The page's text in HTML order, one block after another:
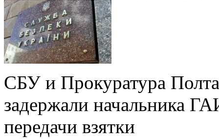
СБУ и Прокуратура
задержали начальника
передачи взятки